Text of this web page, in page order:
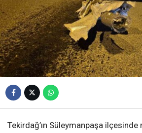
Tekirdağ’ın Süleymanpaşa